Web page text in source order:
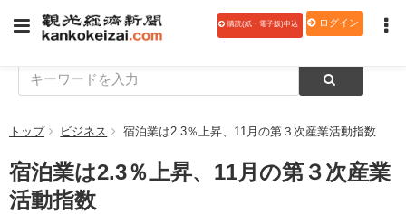
購読(紙・電子版)申込 ログイン
トップ ビジネス 宿泊業は2.3％上昇、11月の第３次産業活動指数
宿泊業は2.3％上昇、11月の第３次産業
活動指数